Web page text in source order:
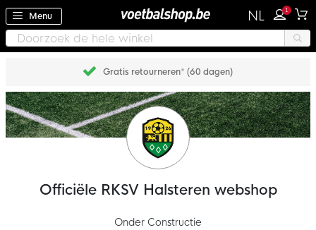
Menu NL 1
Gratis retourneren* (60 dagen)
Officiële RKSV Halsteren webshop
Onder Constructie